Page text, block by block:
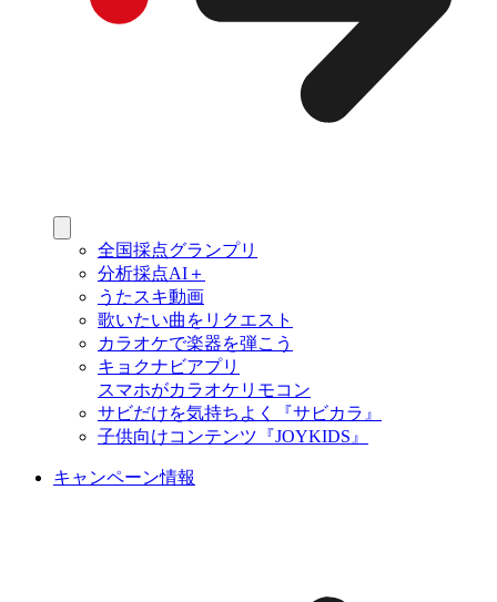
全国採点グランプリ
分析採点AI＋
うたスキ動画
歌いたい曲をリクエスト
カラオケで楽器を弾こう
キョクナビアプリ
スマホがカラオケリモコン
サビだけを気持ちよく『サビカラ』
子供向けコンテンツ『JOYKIDS』
キャンペーン情報